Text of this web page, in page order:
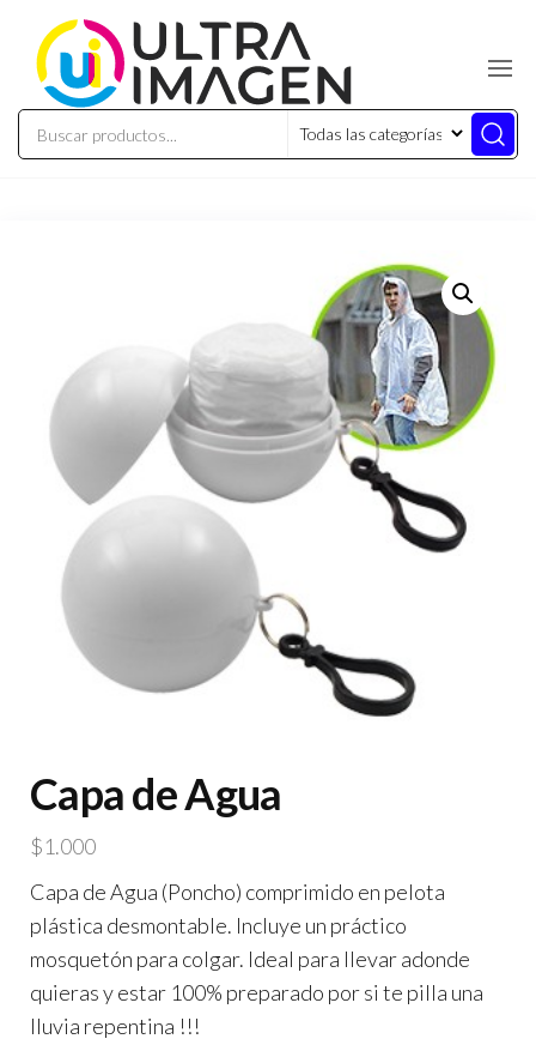
Capa de Agua
$1.000
Capa de Agua (Poncho) comprimido en pelota
plástica desmontable. Incluye un práctico
mosquetón para colgar. Ideal para llevar adonde
quieras y estar 100% preparado por si te pilla una
lluvia repentina !!!